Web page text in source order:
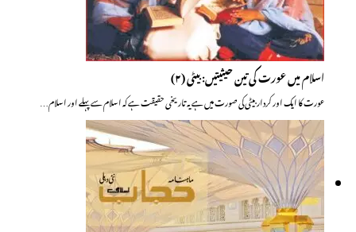
اسلام میں عورت کی تین حیثیتیں: بیٹی (۲)
عورت کا ایک اور کردار بیٹی کی صورت میں ہے یہ تاریخی حقیقت ہے کہ اسلام سے پہلے اور اسلام…